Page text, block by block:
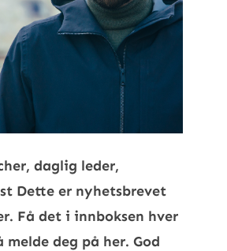
daglig leder,
Dette er nyhetsbrevet
Få det i innboksen hver
melde deg på her. God